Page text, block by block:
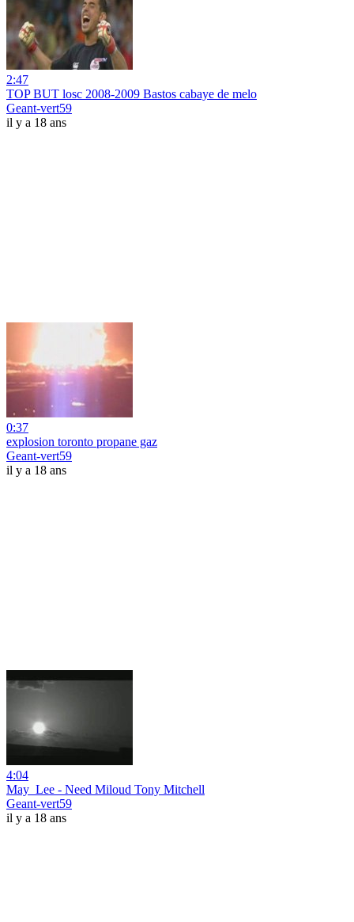
2:47
TOP BUT losc 2008-2009 Bastos cabaye de melo
Geant-vert59
il y a 18 ans
0:37
explosion toronto propane gaz
Geant-vert59
il y a 18 ans
4:04
May_Lee - Need Miloud Tony Mitchell
Geant-vert59
il y a 18 ans